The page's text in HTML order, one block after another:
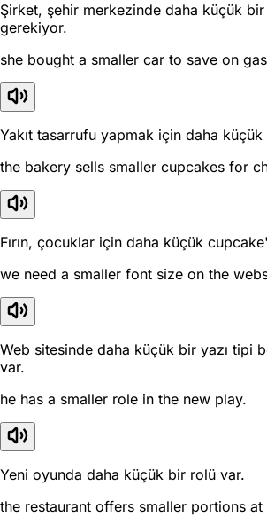
Şirket, şehir merkezinde daha küçük bir
gerekiyor.
she bought a smaller car to save on
Yakıt tasarrufu yapmak için daha küçük
the bakery sells smaller cupcakes for
Fırın, çocuklar için daha küçük
we need a smaller font size on the
Web sitesinde daha küçük bir yazı tipi
var.
he has a smaller role in the new play.
Yeni oyunda daha küçük bir rolü var.
the restaurant offers smaller portions